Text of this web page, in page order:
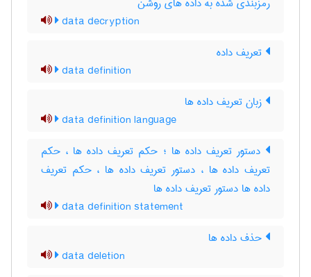
data decryption
تعریف داده
data definition
زبان تعریف داده ها
data definition language
دستور تعریف داده ها ؛ حکم تعریف داده ها ، حکم
تعریف داده ها ، دستور تعریف داده ها ، حکم تعریف
داده ها دستور تعریف داده ها
data definition statement
حذف داده ها
data deletion